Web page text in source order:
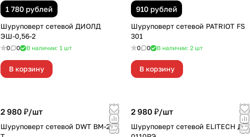
1 780 рублей
Шуруповерт сетевой ДИОЛД
ЭШ-0,56-2
0 0 В наличии: 1 шт
В корзину
910 рублей
Шуруповерт сетевой PATRIOT FS
301
0 0 В наличии: 2 шт
В корзину
2 980 ₽/шт
Шуруповерт сетевой DWT BM-280
2 980 ₽/шт
Шуруповерт сетевой ELITECH ДШ